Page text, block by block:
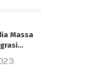
Massa